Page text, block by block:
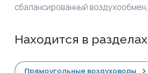
сбалансированный
Находится в разделах
Прямоугольные воздуховоды